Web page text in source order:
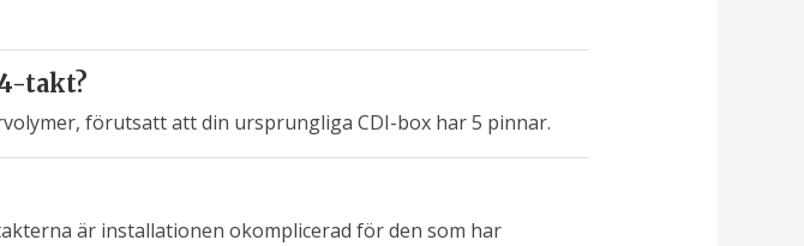
takt?
förutsatt att din ursprungliga CDI-box har 5 pinnar.
är installationen okomplicerad för den som har